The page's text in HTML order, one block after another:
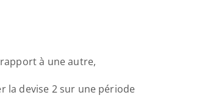
à une autre,
la devise 2 sur une période